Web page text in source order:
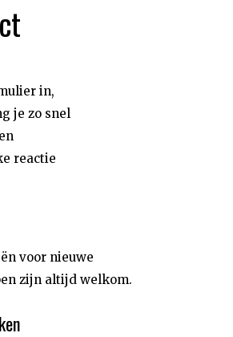
in,
je zo snel
reactie
voor nieuwe
zijn altijd welkom.